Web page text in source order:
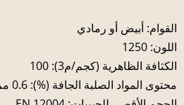
القوام: أبيض أو رمادي
اللون: 1250
الكثافة الظاهرية (كجم/م3): 100
محتوى المواد الصلبة الجافة (%): 0.6 مم